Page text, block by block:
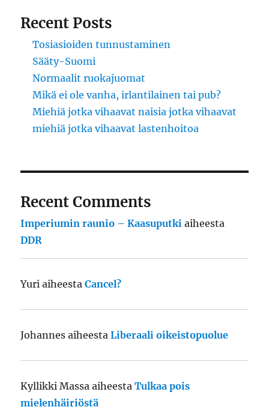
Recent Posts
Tosiasioiden tunnustaminen
Sääty-Suomi
Normaalit ruokajuomat
Mikä ei ole vanha, irlantilainen tai pub?
Miehiä jotka vihaavat naisia jotka vihaavat
miehiä jotka vihaavat lastenhoitoa
Recent Comments
Imperiumin raunio – Kaasuputki aiheesta
DDR
Yuri aiheestaCancel?
Johannes aiheestaLiberaali oikeistopuolue
Kyllikki Massa aiheestaTulkaa pois
mielenhäiriöstä